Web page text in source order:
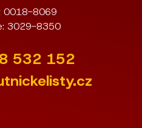
0018-8069
3029-8350
532 152